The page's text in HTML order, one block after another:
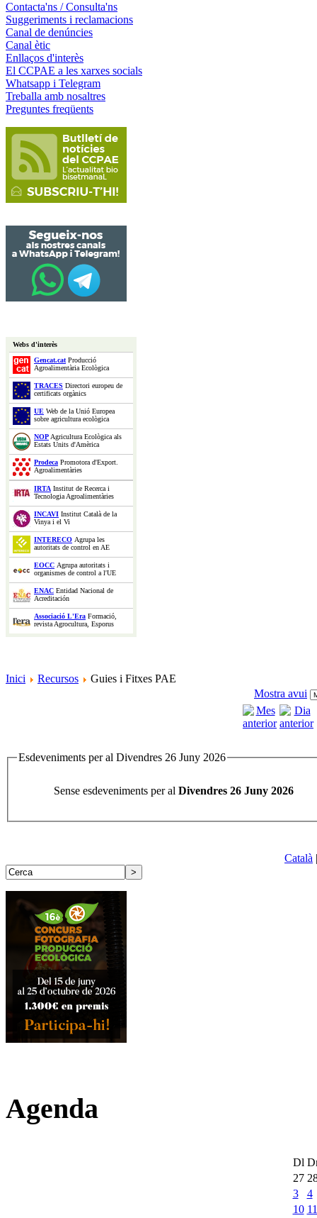
Contacta'ns / Consulta'ns
Suggeriments i reclamacions
Canal de denúncies
Canal ètic
Enllaços d'interès
El CCPAE a les xarxes socials
Whatsapp i Telegram
Treballa amb nosaltres
Preguntes freqüents
Webs d'interès
Gencat.catProducció
Agroalimentària Ecològica
TRACES Directori europeu de
certificats orgànics
UE Web de la Unió Europea
sobre agricultura ecològica
NOPAgricultura Ecològica als
Estats Units d'Amèrica
Prodeca Promotora d'Export.
Agroalimentàries
IRTA Institut de Recerca i
Tecnologia Agroalimentàries
INCAVI Institut Català de la
Vinya i el Vi
INTERECO Agrupa les
autoritats de control en AE
EOCC Agrupa autoritats i
organismes de control a l'UE
ENAC Entidad Nacional de
Acreditación
Associació L'Era Formació,
revista Agrocultura, Esporus
Inici Recursos
Guies i Fitxes PAE
Mostra avui
Esdeveniments per al Divendres 26 Juny 2026
Sense esdeveniments per al Divendres 26 Juny 2026
Català
Agenda
Dl
27
3
4
10 11